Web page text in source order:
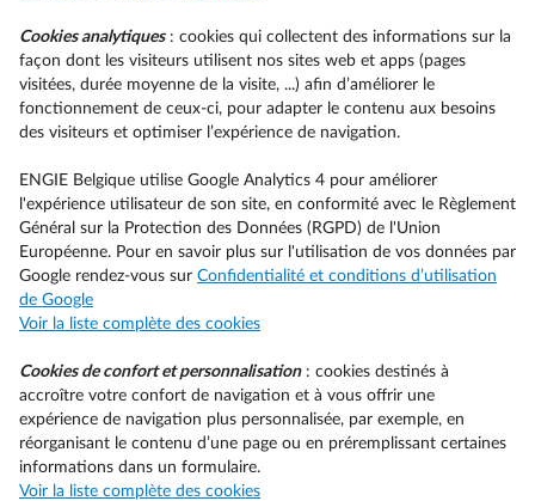
Cookies analytiques: cookies qui collectent des informations sur la
façon dont les visiteurs utilisent nos sites web et apps (pages
visitées, durée moyenne de la visite, ...) afin d’améliorer le
fonctionnement de ceux-ci, pour adapter le contenu aux besoins
des visiteurs et optimiser l’expérience de navigation.
ENGIE Belgique utilise Google Analytics 4 pour améliorer
l'expérience utilisateur de son site, en conformité avec le Règlement
Général sur la Protection des Données (RGPD) de l'Union
Européenne. Pour en savoir plus sur l'utilisation de vos données par
Google rendez-vous sur Confidentialité et conditions d’utilisation
de Google
Voir la liste complète des cookies
Cookies de confort et personnalisation: cookies destinés à
accroître votre confort de navigation et à vous offrir une
expérience de navigation plus personnalisée, par exemple, en
réorganisant le contenu d’une page ou en préremplissant certaines
informations dans un formulaire.
Voir la liste complète des cookies